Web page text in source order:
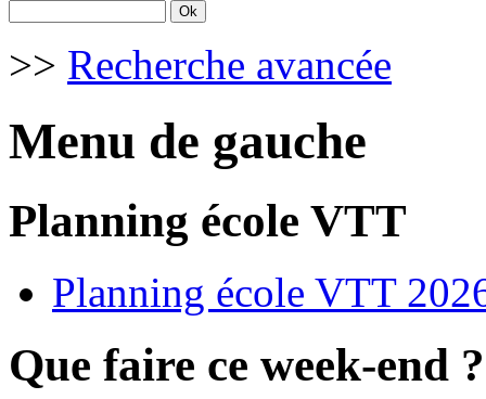
>> Recherche avancée
Menu de gauche
Planning école VTT
Planning école VTT
Que faire ce week-end ?